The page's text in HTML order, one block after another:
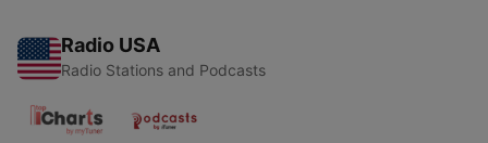
Radio USA
Radio Stations and Podcasts